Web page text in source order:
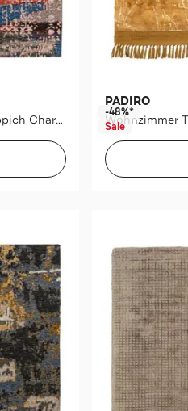
Wohnzimmer Teppich Kurzflorteppich Charme 425 in multi - rot
PADIRO
-48%*
Sale